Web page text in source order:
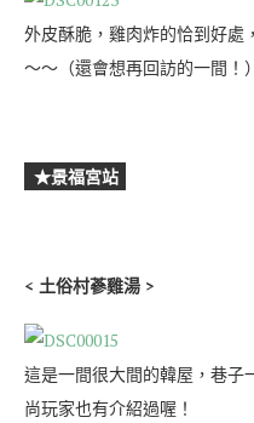
外皮酥脆，雞肉炸的恰到好處
～～（還會想再回訪的一間！）
★景福宮站
< 土俗村蔘雞湯 >
這是一間很大間的韓屋，巷子
尚玩家也有介紹過喔！